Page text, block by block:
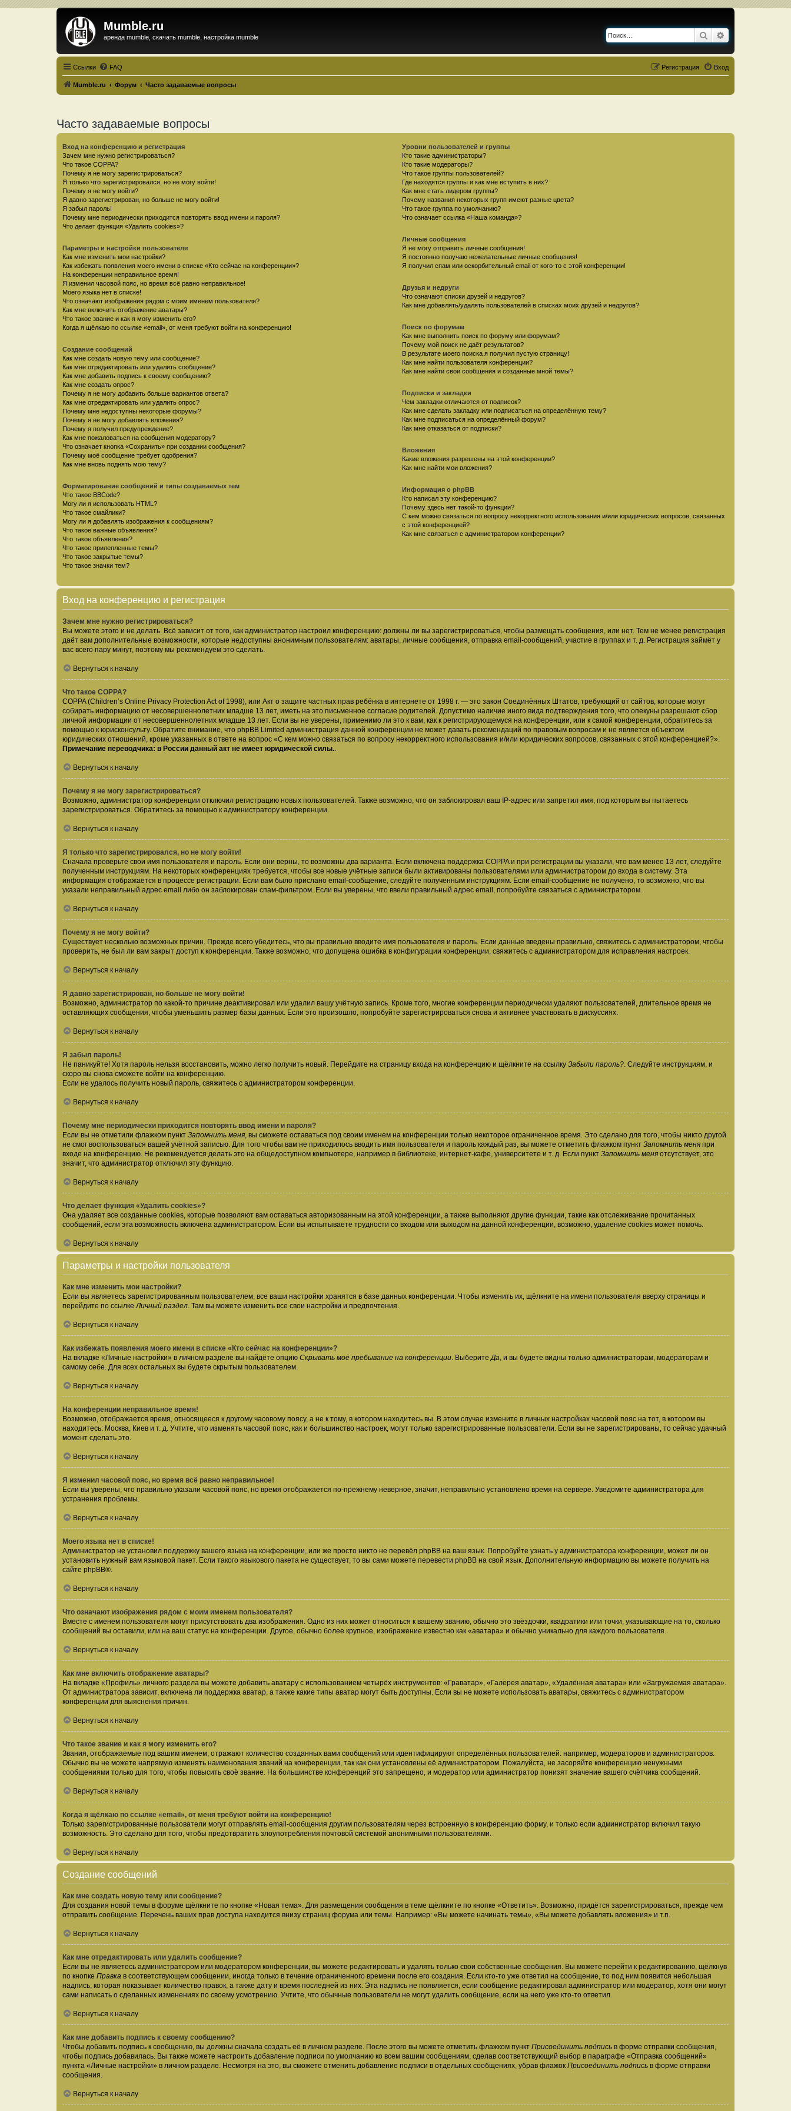
Mumble.ru
аренда mumble, скачать mumble, настройка mumble Поиск
Ссылки FAQ Вход
Регистрация
Mumble.ru Форум Часто задаваемые вопросы
Часто задаваемые вопросы
Вход на конференцию и регистрация
Зачем мне нужно регистрироваться?
Что такое COPPA?
Почему я не могу зарегистрироваться?
Я только что зарегистрировался, но не могу войти!
Почему я не могу войти?
Я давно зарегистрирован, но больше не могу войти!
Я забыл пароль!
Почему мне периодически приходится повторять ввод имени и пароля?
Что делает функция «Удалить cookies»?
Параметры и настройки пользователя
Как мне изменить мои настройки?
Как избежать появления моего имени в списке «Кто сейчас на конференции»?
На конференции неправильное время!
Я изменил часовой пояс, но время всё равно неправильное!
Моего языка нет в списке!
Что означают изображения рядом с моим именем пользователя?
Как мне включить отображение аватары?
Что такое звание и как я могу изменить его?
Когда я щёлкаю по ссылке «email», от меня требуют войти на конференцию!
Создание сообщений
Как мне создать новую тему или сообщение?
Как мне отредактировать или удалить сообщение?
Как мне добавить подпись к своему сообщению?
Как мне создать опрос?
Почему я не могу добавить больше вариантов ответа?
Как мне отредактировать или удалить опрос?
Почему мне недоступны некоторые форумы?
Почему я не могу добавлять вложения?
Почему я получил предупреждение?
Как мне пожаловаться на сообщения модератору?
Что означает кнопка «Сохранить» при создании сообщения?
Почему моё сообщение требует одобрения?
Как мне вновь поднять мою тему?
Форматирование сообщений и типы создаваемых тем
Что такое BBCode?
Могу ли я использовать HTML?
Что такое смайлики?
Могу ли я добавлять изображения к сообщениям?
Что такое важные объявления?
Что такое объявления?
Что такое прилепленные темы?
Что такое закрытые темы?
Что такое значки тем?
Уровни пользователей и группы
Кто такие администраторы?
Кто такие модераторы?
Что такое группы пользователей?
Где находятся группы и как мне вступить в них?
Как мне стать лидером группы?
Почему названия некоторых групп имеют разные цвета?
Что такое группа по умолчанию?
Что означает ссылка «Наша команда»?
Личные сообщения
Я не могу отправить личные сообщения!
Я постоянно получаю нежелательные личные сообщения!
Я получил спам или оскорбительный email от кого-то с этой конференции!
Друзья и недруги
Что означают списки друзей и недругов?
Как мне добавлять/удалять пользователей в списках моих друзей и недругов?
Поиск по форумам
Как мне выполнить поиск по форуму или форумам?
Почему мой поиск не даёт результатов?
В результате моего поиска я получил пустую страницу!
Как мне найти пользователя конференции?
Как мне найти свои сообщения и созданные мной темы?
Подписки и закладки
Чем закладки отличаются от подписок?
Как мне сделать закладку или подписаться на определённую тему?
Как мне подписаться на определённый форум?
Как мне отказаться от подписки?
Вложения
Какие вложения разрешены на этой конференции?
Как мне найти мои вложения?
Информация о phpBB
Кто написал эту конференцию?
Почему здесь нет такой-то функции?
С кем можно связаться по вопросу некорректного использования и/или юридических вопросов, связанных
с этой конференцией?
Как мне связаться с администратором конференции?
Вход на конференцию и регистрация
Зачем мне нужно регистрироваться?
Вы можете этого и не делать. Всё зависит от того, как администратор настроил конференцию: должны ли вы зарегистрироваться, чтобы размещать сообщения, или нет. Тем не менее регистрация
даёт вам дополнительные возможности, которые недоступны анонимным пользователям: аватары, личные сообщения, отправка email-сообщений, участие в группах и т. д. Регистрация займёт у
вас всего пару минут, поэтому мы рекомендуем это сделать.
Вернуться к началу
Что такое COPPA?
COPPA (Children’s Online Privacy Protection Act of 1998), или Акт о защите частных прав ребёнка в интернете от 1998 г. — это закон Соединённых Штатов, требующий от сайтов, которые могут
собирать информацию от несовершеннолетних младше 13 лет, иметь на это письменное согласие родителей. Допустимо наличие иного вида подтверждения того, что опекуны разрешают сбор
личной информации от несовершеннолетних младше 13 лет. Если вы не уверены, применимо ли это к вам, как к регистрирующемуся на конференции, или к самой конференции, обратитесь за
помощью к юрисконсульту. Обратите внимание, что phpBB Limited администрация данной конференции не может давать рекомендаций по правовым вопросам и не является объектом
юридических отношений, кроме указанных в ответе на вопрос «С кем можно связаться по вопросу некорректного использования и/или юридических вопросов, связанных с этой конференцией?».
Примечание переводчика: в России данный акт не имеет юридической силы.
Вернуться к началу
Почему я не могу зарегистрироваться?
Возможно, администратор конференции отключил регистрацию новых пользователей. Также возможно, что он заблокировал ваш IP-адрес или запретил имя, под которым вы пытаетесь
зарегистрироваться. Обратитесь за помощью к администратору конференции.
Вернуться к началу
Я только что зарегистрировался, но не могу войти!
Сначала проверьте свои имя пользователя и пароль. Если они верны, то возможны два варианта. Если включена поддержка COPPA и при регистрации вы указали, что вам менее 13 лет, следуйте
полученным инструкциям. На некоторых конференциях требуется, чтобы все новые учётные записи были активированы пользователями или администратором до входа в систему. Эта
информация отображается в процессе регистрации. Если вам было прислано email-сообщение, следуйте полученным инструкциям. Если email-сообщение не получено, то возможно, что вы
указали неправильный адрес email либо он заблокирован спам-фильтром. Если вы уверены, что ввели правильный адрес email, попробуйте связаться с администратором.
Вернуться к началу
Почему я не могу войти?
Существует несколько возможных причин. Прежде всего убедитесь, что вы правильно вводите имя пользователя и пароль. Если данные введены правильно, свяжитесь с администратором, чтобы
проверить, не был ли вам закрыт доступ к конференции. Также возможно, что допущена ошибка в конфигурации конференции, свяжитесь с администратором для исправления настроек.
Вернуться к началу
Я давно зарегистрирован, но больше не могу войти!
Возможно, администратор по какой-то причине деактивировал или удалил вашу учётную запись. Кроме того, многие конференции периодически удаляют пользователей, длительное время не
оставляющих сообщения, чтобы уменьшить размер базы данных. Если это произошло, попробуйте зарегистрироваться снова и активнее участвовать в дискуссиях.
Вернуться к началу
Я забыл пароль!
Не паникуйте! Хотя пароль нельзя восстановить, можно легко получить новый. Перейдите на страницу входа на конференцию и щёлкните на ссылку Забыли пароль? . Следуйте инструкциям, и
скоро вы снова сможете войти на конференцию.
Если не удалось получить новый пароль, свяжитесь с администратором конференции.
Вернуться к началу
Почему мне периодически приходится повторять ввод имени и пароля?
Если вы не отметили флажком пункт Запомнить меня , вы сможете оставаться под своим именем на конференции только некоторое ограниченное время. Это сделано для того, чтобы никто другой
не смог воспользоваться вашей учётной записью. Для того чтобы вам не приходилось вводить имя пользователя и пароль каждый раз, вы можете отметить флажком пункт Запомнить меня при
входе на конференцию. Не рекомендуется делать это на общедоступном компьютере, например в библиотеке, интернет-кафе, университете и т. д. Если пункт Запомнить меня отсутствует, это
значит, что администратор отключил эту функцию.
Вернуться к началу
Что делает функция «Удалить cookies»?
Она удаляет все созданные cookies, которые позволяют вам оставаться авторизованным на этой конференции, а также выполняют другие функции, такие как отслеживание прочитанных
сообщений, если эта возможность включена администратором. Если вы испытываете трудности со входом или выходом на данной конференции, возможно, удаление cookies может помочь.
Вернуться к началу
Параметры и настройки пользователя
Как мне изменить мои настройки?
Если вы являетесь зарегистрированным пользователем, все ваши настройки хранятся в базе данных конференции. Чтобы изменить их, щёлкните на имени пользователя вверху страницы и
перейдите по ссылке Личный раздел . Там вы можете изменить все свои настройки и предпочтения.
Вернуться к началу
Как избежать появления моего имени в списке «Кто сейчас на конференции»?
На вкладке «Личные настройки» в личном разделе вы найдёте опцию Скрывать моё пребывание на конференции . Выберите Да , и вы будете видны только администраторам, модераторам и
самому себе. Для всех остальных вы будете скрытым пользователем.
Вернуться к началу
На конференции неправильное время!
Возможно, отображается время, относящееся к другому часовому поясу, а не к тому, в котором находитесь вы. В этом случае измените в личных настройках часовой пояс на тот, в котором вы
находитесь: Москва, Киев и т. д. Учтите, что изменять часовой пояс, как и большинство настроек, могут только зарегистрированные пользователи. Если вы не зарегистрированы, то сейчас удачный
момент сделать это.
Вернуться к началу
Я изменил часовой пояс, но время всё равно неправильное!
Если вы уверены, что правильно указали часовой пояс, но время отображается по-прежнему неверное, значит, неправильно установлено время на сервере. Уведомите администратора для
устранения проблемы.
Вернуться к началу
Моего языка нет в списке!
Администратор не установил поддержку вашего языка на конференции, или же просто никто не перевёл phpBB на ваш язык. Попробуйте узнать у администратора конференции, может ли он
установить нужный вам языковой пакет. Если такого языкового пакета не существует, то вы сами можете перевести phpBB на свой язык. Дополнительную информацию вы можете получить на
сайте phpBB®.
Вернуться к началу
Что означают изображения рядом с моим именем пользователя?
Вместе с именем пользователя могут присутствовать два изображения. Одно из них может относиться к вашему званию, обычно это звёздочки, квадратики или точки, указывающие на то, сколько
сообщений вы оставили, или на ваш статус на конференции. Другое, обычно более крупное, изображение известно как «аватара» и обычно уникально для каждого пользователя.
Вернуться к началу
Как мне включить отображение аватары?
На вкладке «Профиль» личного раздела вы можете добавить аватару с использованием четырёх инструментов: «Граватар», «Галерея аватар», «Удалённая аватара» или «Загружаемая аватара».
От администратора зависит, включена ли поддержка аватар, а также какие типы аватар могут быть доступны. Если вы не можете использовать аватары, свяжитесь с администратором
конференции для выяснения причин.
Вернуться к началу
Что такое звание и как я могу изменить его?
Звания, отображаемые под вашим именем, отражают количество созданных вами сообщений или идентифицируют определённых пользователей: например, модераторов и администраторов.
Обычно вы не можете напрямую изменять наименования званий на конференции, так как они установлены её администратором. Пожалуйста, не засоряйте конференцию ненужными
сообщениями только для того, чтобы повысить своё звание. На большинстве конференций это запрещено, и модератор или администратор понизят значение вашего счётчика сообщений.
Вернуться к началу
Когда я щёлкаю по ссылке «email», от меня требуют войти на конференцию!
Только зарегистрированные пользователи могут отправлять email-сообщения другим пользователям через встроенную в конференцию форму, и только если администратор включил такую
возможность. Это сделано для того, чтобы предотвратить злоупотребления почтовой системой анонимными пользователями.
Вернуться к началу
Создание сообщений
Как мне создать новую тему или сообщение?
Для создания новой темы в форуме щёлкните по кнопке «Новая тема». Для размещения сообщения в теме щёлкните по кнопке «Ответить». Возможно, придётся зарегистрироваться, прежде чем
отправить сообщение. Перечень ваших прав доступа находится внизу страниц форума или темы. Например: «Вы можете начинать темы», «Вы можете добавлять вложения» и т.п.
Вернуться к началу
Как мне отредактировать или удалить сообщение?
Если вы не являетесь администратором или модератором конференции, вы можете редактировать и удалять только свои собственные сообщения. Вы можете перейти к редактированию, щёлкнув
по кнопке Правка в соответствующем сообщении, иногда только в течение ограниченного времени после его создания. Если кто-то уже ответил на сообщение, то под ним появится небольшая
надпись, которая показывает количество правок, а также дату и время последней из них. Эта надпись не появляется, если сообщение редактировал администратор или модератор, хотя они могут
сами написать о сделанных изменениях по своему усмотрению. Учтите, что обычные пользователи не могут удалить сообщение, если на него уже кто-то ответил.
Вернуться к началу
Как мне добавить подпись к своему сообщению?
Чтобы добавить подпись к сообщению, вы должны сначала создать её в личном разделе. После этого вы можете отметить флажком пункт Присоединить подпись в форме отправки сообщения,
чтобы подпись добавилась. Вы также можете настроить добавление подписи по умолчанию ко всем вашим сообщениям, сделав соответствующий выбор в параграфе «Отправка сообщений»
пункта «Личные настройки» в личном разделе. Несмотря на это, вы сможете отменить добавление подписи в отдельных сообщениях, убрав флажок Присоединить подпись в форме отправки
сообщения.
Вернуться к началу